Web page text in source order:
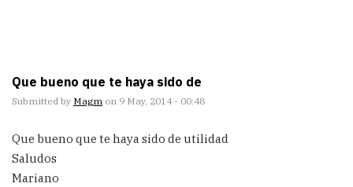
Que bueno que te haya sido de
Submitted by Magm on 9 May, 2014 - 00:48
Que bueno que te haya sido de utilidad
Saludos
Mariano